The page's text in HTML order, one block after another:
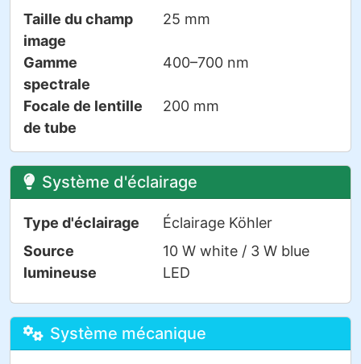
Taille du champ
image
25 mm
Gamme
spectrale
400–700 nm
Focale de lentille
de tube
200 mm
Système d'éclairage
Type d'éclairage
Éclairage Köhler
Source
lumineuse
10 W white / 3 W blue
LED
Système mécanique